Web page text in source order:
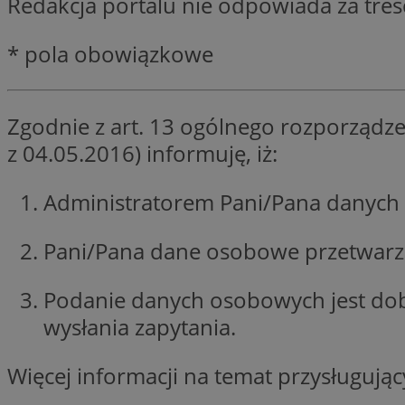
* pola obowiązkowe
Zgodnie z art. 13 ogólnego
z 04.05.2016) informuję, iż:
Administratorem Pani/Pana
Pani/Pana dane osobowe
Podanie danych osobowych jest
wysłania zapytania.
Więcej informacji na temat
SessID
__cf_bm